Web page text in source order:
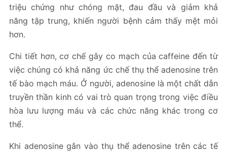
triệu chứng như chóng mặt, đau đầu và giảm khả
năng tập trung, khiến người bệnh cảm thấy mệt mỏi
hơn.
Chi tiết hơn, cơ chế gây co mạch của caffeine đến từ
việc chúng có khả năng ức chế thụ thể adenosine trên
tế bào mạch máu. Ở người, adenosine là một chất dẫn
truyền thần kinh có vai trò quan trọng trong việc điều
hòa lưu lượng máu và các chức năng khác trong cơ
thể.
Khi adenosine gắn vào thụ thể adenosine trên các tế